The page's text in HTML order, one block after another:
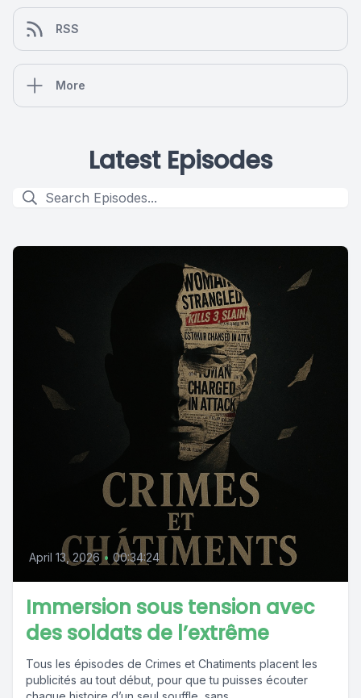
RSS
More
Latest Episodes
April 13, 2026 • 00:34:24
Immersion sous tension avec
des soldats de l’extrême
Tous les épisodes de Crimes et Chatiments placent les
publicités au tout début, pour que tu puisses écouter